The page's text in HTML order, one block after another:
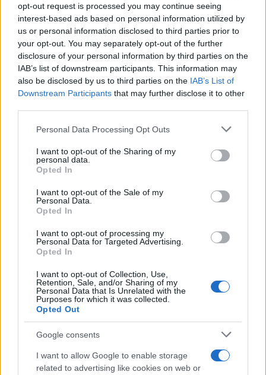
opt-out request is processed you may continue seeing
interest-based ads based on personal information utilized by
us or personal information disclosed to third parties prior to
your opt-out. You may separately opt-out of the further
disclosure of your personal information by third parties on the
IAB’s list of downstream participants. This information may
also be disclosed by us to third parties on the IAB’s List of
Downstream Participants that may further disclose it to other
Please note that this website/app uses one or more Google
not limited to your visit or usage behaviour. You may click to
grant or deny consent to Google and its third-party tags to
use your data for below specified purposes in below Google
consent section.
Personal Data Processing Opt Outs
I want to opt-out of the Sharing of my
personal data.
Opted In
I want to opt-out of the Sale of my
Personal Data.
Opted In
I want to opt-out of processing my
Personal Data for Targeted Advertising.
Opted In
I want to opt-out of Collection, Use,
Retention, Sale, and/or Sharing of my
Personal Data that Is Unrelated with the
Purposes for which it was collected.
Opted Out
Google consents
I want to allow Google to enable storage
related to advertising like cookies on web or
Βαριά καμπάνα στον Πρεστιάνι για ομοφοβική
Μουντιάλ
Αυτή είναι η βαριά τιμωρία για τον Αργεντίνο για το επεισόδιο
με τον Βινίσιους στο ματς της Μπενφίκα με την Ρεάλ
Μαδρίτης.
24.04.2026 16:51
Flash.gr